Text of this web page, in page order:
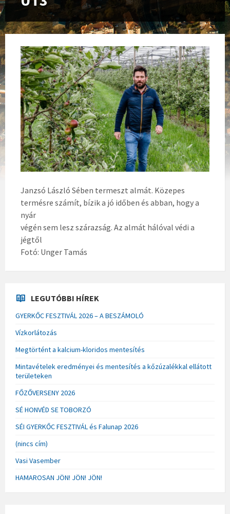
Janzsó László Sében termeszt almát. Közepes
termésre számít, bízik a jó időben és abban, hogy a
nyár
végén sem lesz szárazság. Az almát hálóval védi a
jégtől
Fotó: Unger Tamás
LEGUTÓBBI HÍREK
GYERKŐC FESZTIVÁL 2026 – A BESZÁMOLÓ
Vízkorlátozás
Megtörtént a kalcium-kloridos mentesítés
Mintavételek eredményei és mentesítés a kőzúzalékkal ellátott
területeken
FŐZŐVERSENY 2026
SÉ HONVÉD SE TOBORZÓ
SÉI GYERKŐC FESZTIVÁL és Falunap 2026
(nincs cím)
Vasi Vasember
HAMAROSAN JÖN! JÖN! JÖN!